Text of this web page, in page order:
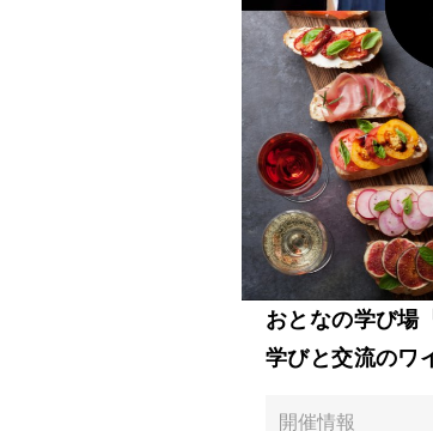
おとなの学び場
学びと交流のワ